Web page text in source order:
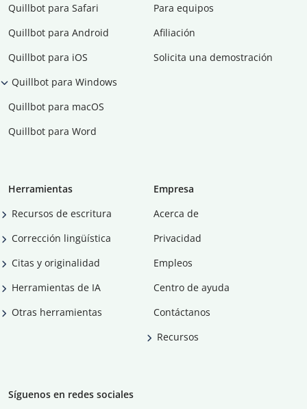
Quillbot para Safari
Quillbot para Android
Quillbot para iOS
Quillbot para Windows
Quillbot para macOS
Quillbot para Word
Para equipos
Afiliación
Solicita una demostración
Herramientas
Recursos de escritura
Corrección lingüística
Citas y originalidad
Herramientas de IA
Otras herramientas
Empresa
Acerca de
Privacidad
Empleos
Centro de ayuda
Contáctanos
Recursos
Síguenos en redes sociales